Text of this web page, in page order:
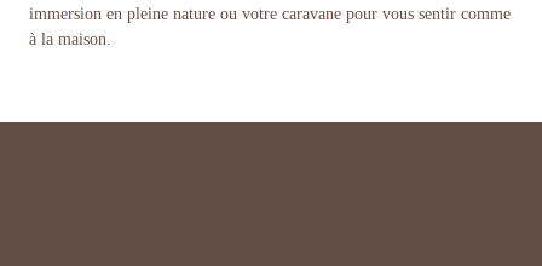
immersion en pleine nature ou votre caravane pour vous sentir comme
à la maison.